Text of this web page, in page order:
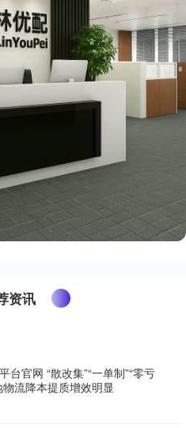
资讯
台官网 “散改集”“一单制”“零亏
物流降本提质增效明显